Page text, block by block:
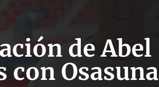
de Abel
con Osasuna